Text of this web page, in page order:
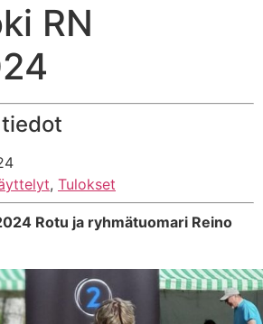
RN
, Tulokset
Rotu ja ryhmätuomari Reino